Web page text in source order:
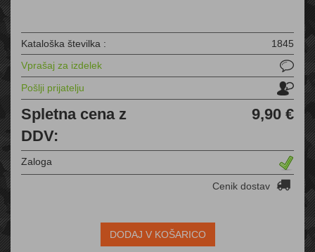
Kataloška številka :
1845
Vprašaj za izdelek
Pošlji prijatelju
Spletna cena z
DDV:
9,90 €
Zaloga
Cenik dostav
DODAJ V KOŠARICO